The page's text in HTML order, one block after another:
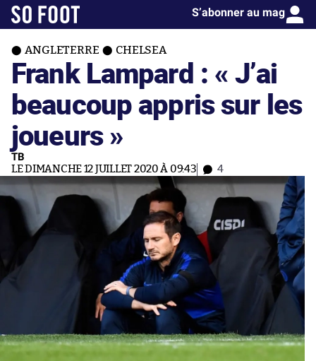
S’abonner au mag
ANGLETERRE CHELSEA
Frank Lampard : « J’ai
beaucoup appris sur les
joueurs »
TB
LE DIMANCHE 12 JUILLET 2020 À 09:43 4